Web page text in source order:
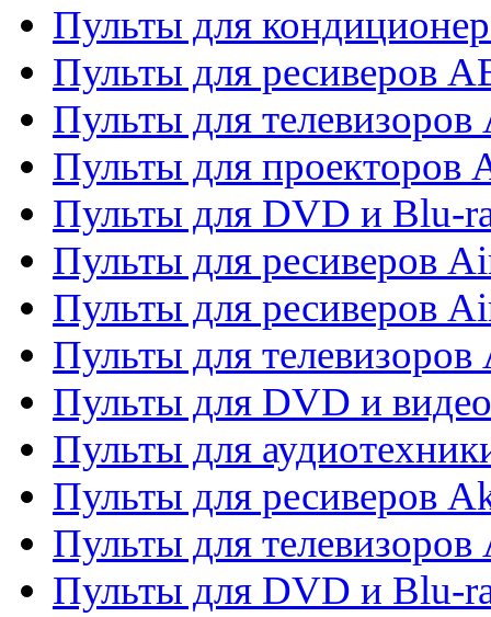
Пульты для
Пульты для ресиверов
Пульты для телевизоров
Пульты для проекторов
Пульты для DVD и Blu-
Пульты для ресиверов
Пульты для ресиверов
Пульты для телевизоров
Пульты для DVD и
Пульты для
Пульты для ресиверов
Пульты для телевизоров
Пульты для DVD и Blu-